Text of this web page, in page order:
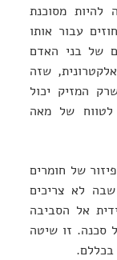
מסוכנת
עבור אותו
של בני האדם
שזה
המזיק יכול
לטווח של מאה
של חומרים
לא צריכים
אל הסביבה
סכנה. זו שיטה
בכללם.